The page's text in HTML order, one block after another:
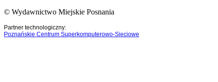
© Wydawnictwo Miejskie Posnania
Partner technologiczny:
Poznańskie Centrum Superkomputerowo-Sieciowe